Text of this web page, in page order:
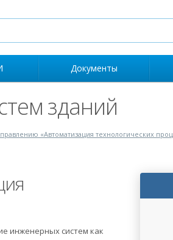
Документы
зданий
«Автоматизация технологических
инженерных систем как